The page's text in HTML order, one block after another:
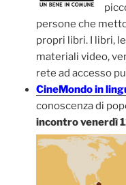
persone che
propri libri. I libri,
materiali video,
rete ad accesso
CineMondo in
conoscenza di
incontro venerdì